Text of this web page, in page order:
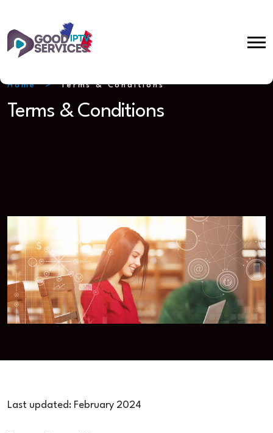
Home Terms & Conditions
Terms & Conditions
Last updated: February 2024